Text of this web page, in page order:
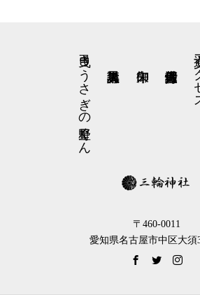
交
弓曳きうさぎの星野くん
〒460-0011
愛知県名古屋市中区大須